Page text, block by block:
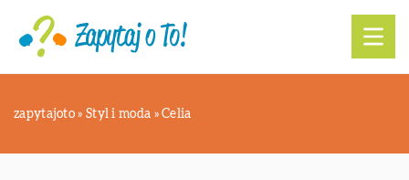
zapytajoto » Styl i moda »Celia